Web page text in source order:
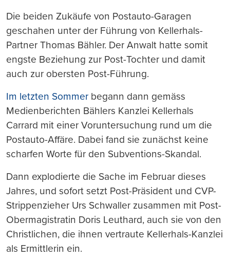
Die beiden Zukäufe von Postauto-Garagen
geschahen unter der Führung von Kellerhals-
Partner Thomas Bähler. Der Anwalt hatte somit
engste Beziehung zur Post-Tochter und damit
auch zur obersten Post-Führung.
Im letzten Sommer begann dann gemäss
Medienberichten Bählers Kanzlei Kellerhals
Carrard mit einer Voruntersuchung rund um die
Postauto-Affäre. Dabei fand sie zunächst keine
scharfen Worte für den Subventions-Skandal.
Dann explodierte die Sache im Februar dieses
Jahres, und sofort setzt Post-Präsident und CVP-
Strippenzieher Urs Schwaller zusammen mit Post-
Obermagistratin Doris Leuthard, auch sie von den
Christlichen, die ihnen vertraute Kellerhals-Kanzlei
als Ermittlerin ein.